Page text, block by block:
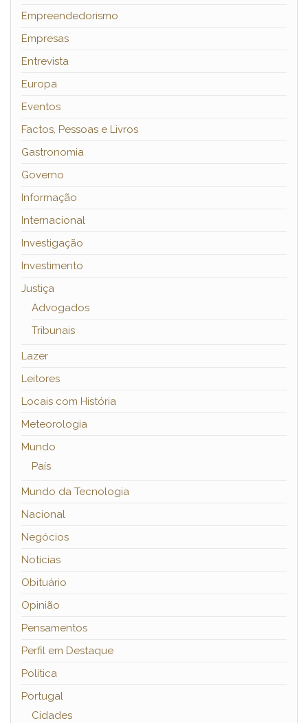
Empreendedorismo
Empresas
Entrevista
Europa
Eventos
Factos, Pessoas e Livros
Gastronomia
Governo
Informação
Internacional
Investigação
Investimento
Justiça
Advogados
Tribunais
Lazer
Leitores
Locais com História
Meteorologia
Mundo
País
Mundo da Tecnologia
Nacional
Negócios
Notícias
Obituário
Opinião
Pensamentos
Perfil em Destaque
Política
Portugal
Cidades